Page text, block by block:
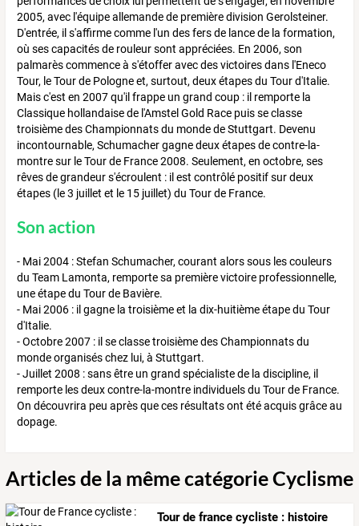
2005, avec l'équipe allemande de première division Gerolsteiner.
D'entrée, il s'affirme comme l'un des fers de lance de la formation,
où ses capacités de rouleur sont appréciées. En 2006, son
palmarès commence à s'étoffer avec des victoires dans l'Eneco
Tour, le Tour de Pologne et, surtout, deux étapes du Tour d'Italie.
Mais c'est en 2007 qu'il frappe un grand coup : il remporte la
Classique hollandaise de l'Amstel Gold Race puis se classe
troisième des Championnats du monde de Stuttgart. Devenu
incontournable, Schumacher gagne deux étapes de contre-la-
montre sur le Tour de France 2008. Seulement, en octobre, ses
rêves de grandeur s'écroulent : il est contrôlé positif sur deux
étapes (le 3 juillet et le 15 juillet) du Tour de France.
Son action
- Mai 2004 : Stefan Schumacher, courant alors sous les couleurs
du Team Lamonta, remporte sa première victoire professionnelle,
une étape du Tour de Bavière.
- Mai 2006 : il gagne la troisième et la dix-huitième étape du Tour
d'Italie.
- Octobre 2007 : il se classe troisième des Championnats du
monde organisés chez lui, à Stuttgart.
- Juillet 2008 : sans être un grand spécialiste de la discipline, il
remporte les deux contre-la-montre individuels du Tour de France.
On découvrira peu après que ces résultats ont été acquis grâce au
dopage.
Articles de la même catégorie Cyclisme
Tour de france cycliste : histoire